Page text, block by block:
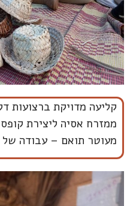
קליעה מדויקת ברצועות
ממזרח אסיה ליצירת
מעוטר תואם – עבודה של